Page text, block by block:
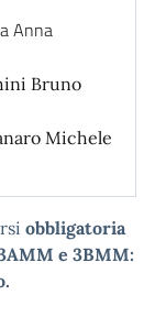
Anna
Bruno
Michele
obbligatoria
e 3BMM: